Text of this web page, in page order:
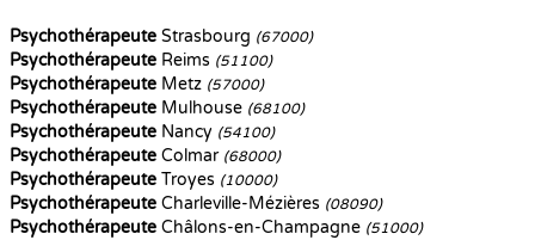
Psychothérapeute Strasbourg (67000)
Psychothérapeute Reims (51100)
Psychothérapeute Metz (57000)
Psychothérapeute Mulhouse (68100)
Psychothérapeute Nancy (54100)
Psychothérapeute Colmar (68000)
Psychothérapeute Troyes (10000)
Psychothérapeute Charleville-Mézières (08090)
Psychothérapeute Châlons-en-Champagne (51000)